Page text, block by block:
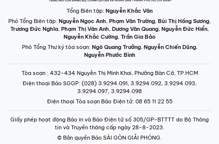
Tổng Biên tập: Nguyễn Khắc Văn
Phó Tổng Biên tập: Nguyễn Ngọc Anh, Phạm Văn Trường, Bùi Thị Hồng Sương,
Trương Đức Nghĩa, Phạm Thị Vân Anh, Dương Văn Quang, Nguyễn Đức Hiển,
Nguyễn Khắc Cường, Trần Gia Bảo
Phó Tổng Thư ký tòa soạn: Ngô Quang Trưởng, Nguyễn Chiến Dũng,
Nguyễn Phước Bình
Tòa soạn : 432-434 Nguyễn Thị Minh Khai, Phường Bàn Cờ, TP.HCM
Điện thoại Báo SGGP: (028) 3.9294.091, 3.9294.092, 3.9294.093,
3.9294.097, 3.9294.098
Điện thoại Tòa soạn Báo Điện tử: 08 65 11 22 55
Giấy phép hoạt động Báo in và Báo Điện tử số 305/GP-BTTTT do Bộ Thông
tin và Truyền thông cấp ngày 28-8-2023.
© Bản quyền Báo SÀI GÒN GIẢI PHÓNG.